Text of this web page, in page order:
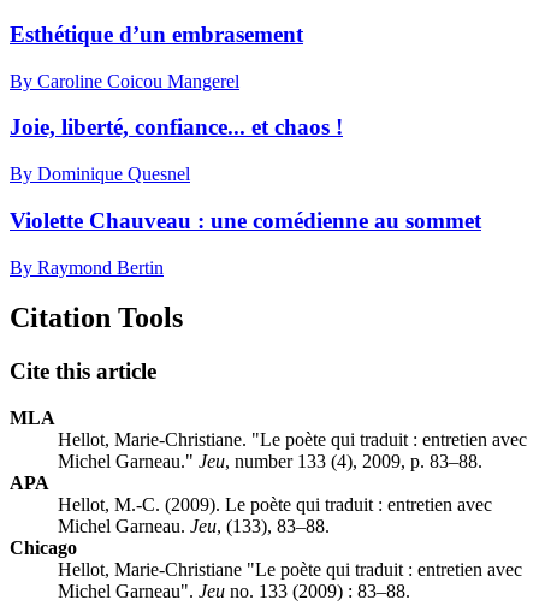
Esthétique d’un embrasement
By Caroline Coicou Mangerel
Joie, liberté, confiance... et chaos !
By Dominique Quesnel
Violette Chauveau : une comédienne au sommet
By Raymond Bertin
Citation Tools
Cite this article
MLA
Hellot, Marie-Christiane. "Le poète qui traduit : entretien avec
Michel Garneau." Jeu, number 133 (4), 2009, p. 83–88.
APA
Hellot, M.-C. (2009). Le poète qui traduit : entretien avec
Michel Garneau. Jeu, (133), 83–88.
Chicago
Hellot, Marie-Christiane "Le poète qui traduit : entretien avec
Michel Garneau". Jeu no. 133 (2009) : 83–88.